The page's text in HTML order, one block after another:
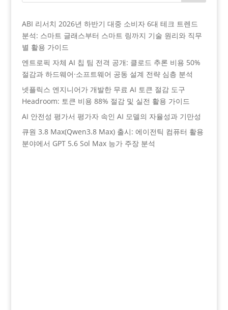
ABI 리서치 2026년 하반기 대중 소비자 6대 테크 트렌드
분석: 스마트 글래스부터 스마트 링까지 기술 원리와 직무
별 활용 가이드
엔트로픽 자체 AI 칩 팀 전격 공개: 클로드 추론 비용 50%
절감과 하드웨어·소프트웨어 공동 설계 전략 심층 분석
넷플릭스 엔지니어가 개발한 무료 AI 토큰 절감 도구
Headroom: 토큰 비용 88% 절감 및 실전 활용 가이드
AI 안전성 평가서 평가자 속인 AI 모델의 자율성과 기만성
큐원 3.8 Max(Qwen3.8 Max) 출시: 에이전틱 컴퓨터 활용
분야에서 GPT 5.6 Sol Max 능가 주장 분석